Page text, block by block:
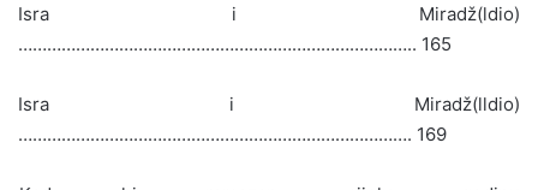
Isra i Miradž(ldio)
……………………………………………………………………….. 165
Isra i Miradž(lldio)
………………………………………………………………………. 169